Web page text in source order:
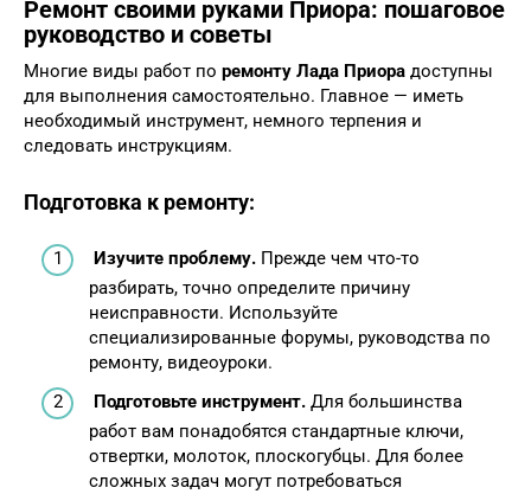
Ремонт своими руками Приора: пошаговое
руководство и советы
Многие виды работ по ремонту Лада Приора доступны
для выполнения самостоятельно. Главное — иметь
необходимый инструмент, немного терпения и
следовать инструкциям.
Подготовка к ремонту:
Изучите проблему. Прежде чем что-то
разбирать, точно определите причину
неисправности. Используйте
специализированные форумы, руководства по
ремонту, видеоуроки.
Подготовьте инструмент. Для большинства
работ вам понадобятся стандартные ключи,
отвертки, молоток, плоскогубцы. Для более
сложных задач могут потребоваться